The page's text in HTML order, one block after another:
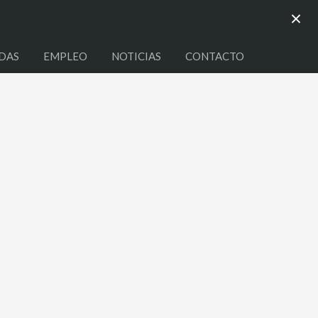
EMPLEO NOTICIAS CONTACTO
×